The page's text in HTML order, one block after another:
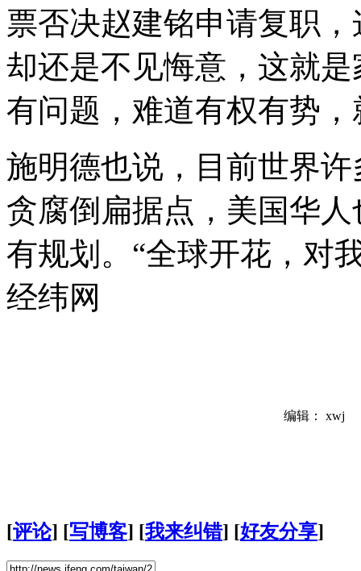
票否决赵建铭申请复职
却还是不见悔意，这就
有问题，难道有权有势
施明德也说，目前世界
贪腐倒扁据点，美国华
有规划。“全球开花，对
经纬网
编辑： xwj
[评论] [写博客] [我来纠错] [好友分享]